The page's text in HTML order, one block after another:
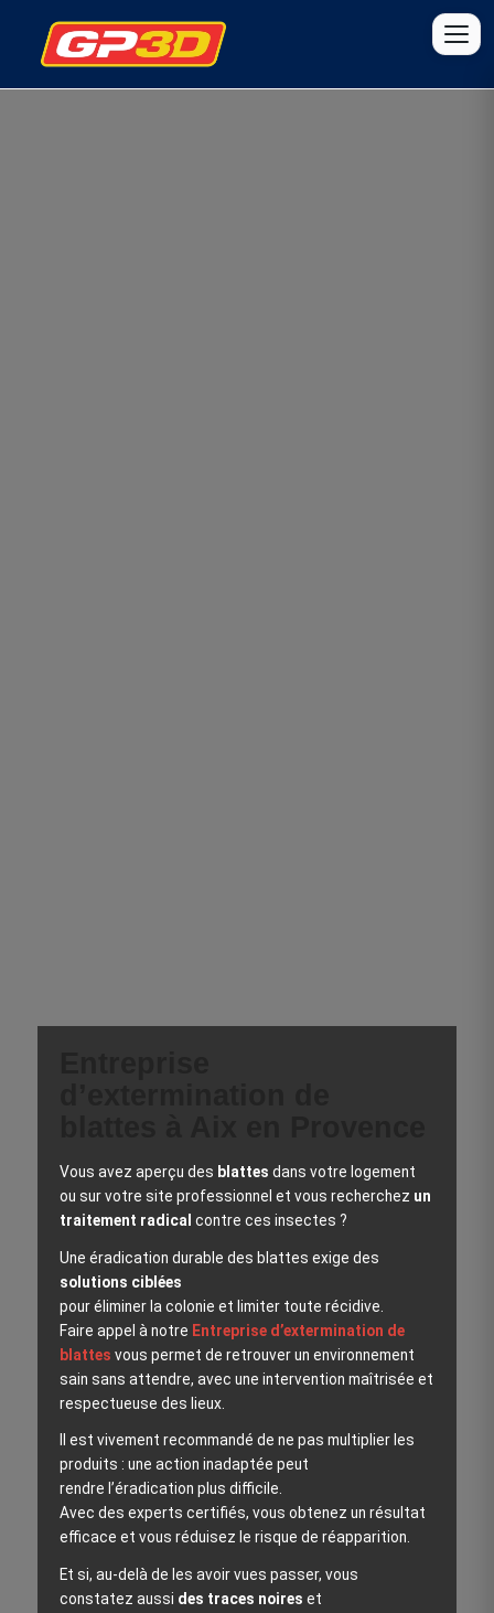
Vous avez aperçu des blattes dans votre logement
ou sur votre site professionnel et vous recherchez un
traitement radical contre ces insectes ?
Une éradication durable des blattes exige des
solutions ciblées
pour éliminer la colonie et limiter toute récidive.
Faire appel à notre Entreprise d’extermination de
blattes vous permet de retrouver un environnement
sain sans attendre, avec une intervention maîtrisée et
respectueuse des lieux.
Il est vivement recommandé de ne pas multiplier les
produits : une action inadaptée peut
rendre l’éradication plus difficile.
Avec des experts certifiés, vous obtenez un résultat
efficace et vous réduisez le risque de réapparition.
Et si, au‑delà de les avoir vues passer, vous
constatez aussi des traces noires et